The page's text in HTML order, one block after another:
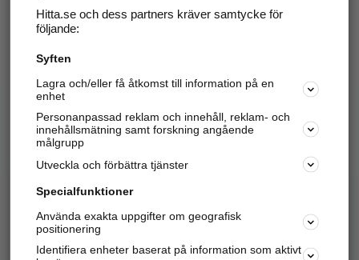
Hitta.se - Gratis nummerupplysning.
Sök företag, personer och platser.
Hitta telefonnummer, adresser, företagsinfo mm.
Marknadsför företaget
Kom igång och annonsera mot
samarbetspartners nära dig.
Hitta.se och dess partners kräver samtycke för
följande:
Syften
Lagra och/eller få åtkomst till information på en
enhet
Personanpassad reklam och innehåll, reklam- och
innehållsmätning samt forskning angående
målgrupp
Utveckla och förbättra tjänster
Specialfunktioner
Använda exakta uppgifter om geografisk
positionering
Identifiera enheter baserat på information som aktivt